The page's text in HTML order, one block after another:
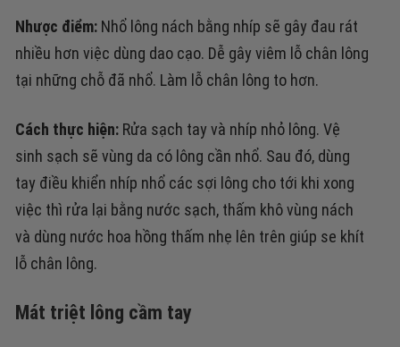
Nhược điểm: Nhổ lông nách bằng nhíp sẽ gây đau rát
nhiều hơn việc dùng dao cạo. Dễ gây viêm lỗ chân lông
tại những chỗ đã nhổ. Làm lỗ chân lông to hơn.
Cách thực hiện: Rửa sạch tay và nhíp nhỏ lông. Vệ
sinh sạch sẽ vùng da có lông cần nhổ. Sau đó, dùng
tay điều khiển nhíp nhổ các sợi lông cho tới khi xong
việc thì rửa lại bằng nước sạch, thấm khô vùng nách
và dùng nước hoa hồng thấm nhẹ lên trên giúp se khít
lỗ chân lông.
Mát triệt lông cầm tay